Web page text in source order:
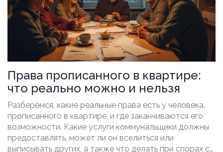
Права прописанного в квартире:
что реально можно и нельзя
Разберёмся, какие реальные права есть у человека,
прописанного в квартире, и где заканчиваются его
возможности. Какие услуги коммунальщики должны
предоставлять, может ли он вселиться или
выписывать других, а также что делать при спорах с